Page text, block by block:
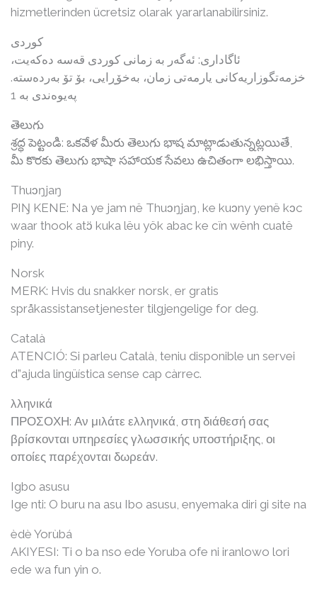
hizmetlerinden ücretsiz olarak yararlanabilirsiniz.
کوردی
ئاگاداری: ئەگەر بە زمانی کوردی قەسە دەکەیت،
خزمەتگوزاریەکانی یارمەتی زمان، بەخۆڕایی، بۆ تۆ بەردەستە.
پەیوەندی بە 1
తెలుగు
శ్రద్ధ పెట్టండి: ఒకవేళ మీరు తెలుగు భాష మాట్లాడుతున్నట్లయితే,
మీ కొరకు తెలుగు భాషా సహాయక సేవలు ఉచితంగా లభిస్తాయి.
Thuɔŋjaŋ
PIŊ KENE: Na ye jam në Thuɔŋjaŋ, ke kuɔny yenë kɔc
waar thook atɔ̈ kuka lëu yök abac ke cïn wënh cuatë
piny.
Norsk
MERK: Hvis du snakker norsk, er gratis
språkassistansetjenester tilgjengelige for deg.
Català
ATENCIÓ: Si parleu Català, teniu disponible un servei
d”ajuda lingüística sense cap càrrec.
λληνικά
ΠΡΟΣΟΧΗ: Αν μιλάτε ελληνικά, στη διάθεσή σας
βρίσκονται υπηρεσίες γλωσσικής υποστήριξης, οι
οποίες παρέχονται δωρεάν.
Igbo asusu
Ige nti: O buru na asu Ibo asusu, enyemaka diri gi site na
èdè Yorùbá
AKIYESI: Ti o ba nso ede Yoruba ofe ni iranlowo lori
ede wa fun yin o.